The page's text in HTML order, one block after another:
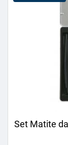
Set Matite